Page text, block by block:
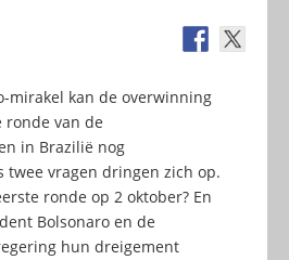
mirakel kan de overwinning
ronde van de
in Brazilië nog
twee vragen dringen zich op.
ronde op 2 oktober? En
Bolsonaro en de
hun dreigement